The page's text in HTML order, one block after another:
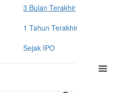
3 Bulan Terakhir
1 Tahun Terakhir
Sejak IPO